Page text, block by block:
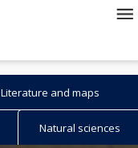
Literature and maps
Natural sciences